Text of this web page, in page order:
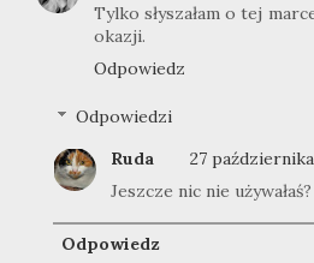
Tylko słyszałam o tej
okazji.
Odpowiedz
Odpowiedzi
Ruda
27
Jeszcze nic nie używałaś?
Odpowiedz